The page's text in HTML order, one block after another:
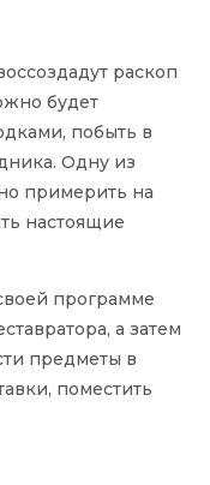
раскоп
будет
побыть в
Одну из
примерить на
настоящие
программе
а затем
предметы в
поместить